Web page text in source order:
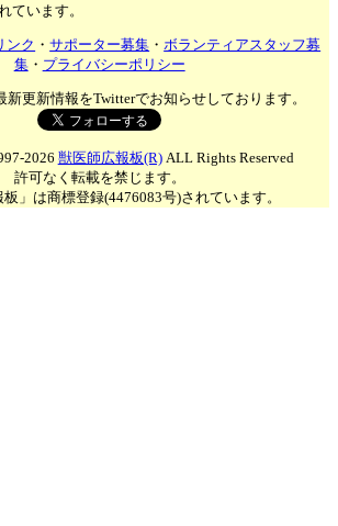
ています。
ンク ・サポーター募集 ・ボランティアスタッフ募
集・ プライバシーポリシー
新更新情報をTwitterでお知らせしております。
2026 獣医師広報板(R)ALL Rights Reserved
許可なく転載を禁じます。
板」は商標登録(4476083号)されています。